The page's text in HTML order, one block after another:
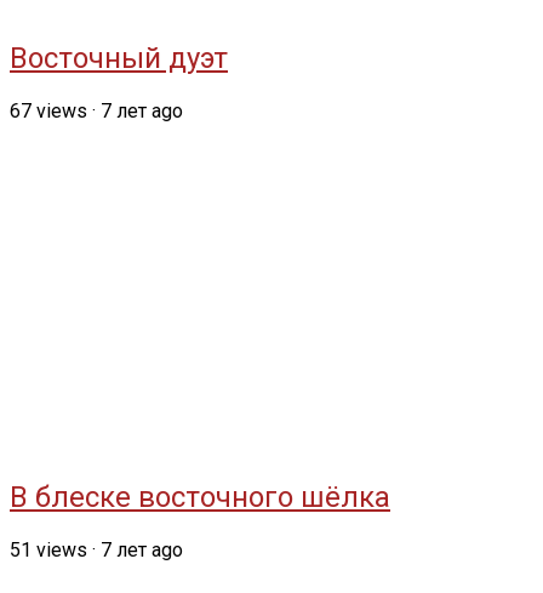
Восточный дуэт
67 views · 7 лет ago
В блеске восточного шёлка
51 views · 7 лет ago